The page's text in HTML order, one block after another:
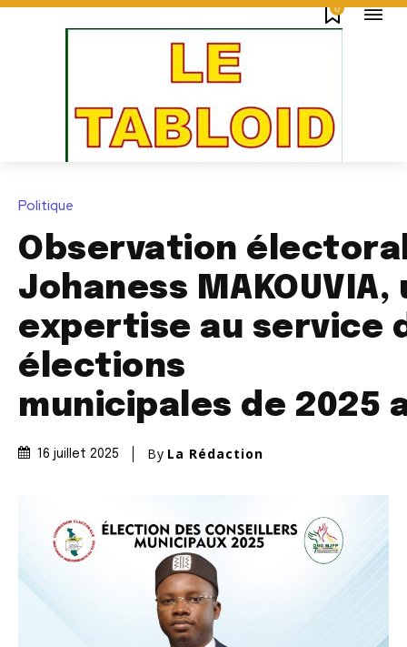
0
Politique
Observation
Johaness MAKOUVIA,
expertise au service
élections
municipales de 2025
16 juillet 2025 By La Rédaction